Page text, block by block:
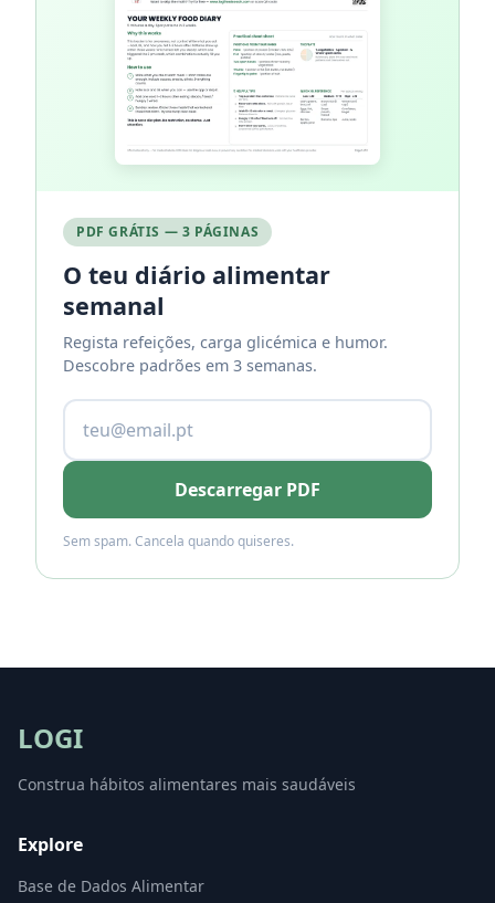
PDF GRÁTIS — 3 PÁGINAS
O teu diário alimentar
semanal
Regista refeições, carga glicémica e humor.
Descobre padrões em 3 semanas.
Descarregar PDF
Sem spam. Cancela quando quiseres.
LOGI
Construa hábitos alimentares mais saudáveis
Explore
Base de Dados Alimentar